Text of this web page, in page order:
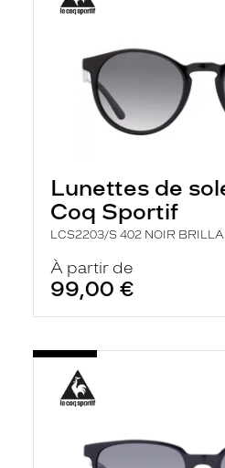
Lunettes de
Coq Sportif
LCS2203/S 402 NOIR
À partir de
99,00 €